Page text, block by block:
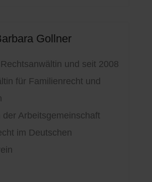
Gollner
und seit 2008
für Familienrecht und
der Arbeitsgemeinschaft
im Deutschen